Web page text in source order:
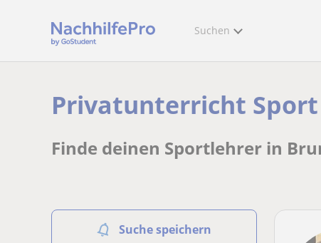
Suchen
Privatunterricht
Finde deinen Sportlehrer in
Suche speichern